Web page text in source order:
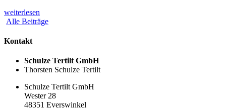
weiterlesen
Alle Beiträge
Kontakt
Schulze Tertilt GmbH
Thorsten Schulze Tertilt
Schulze Tertilt GmbH
Wester 28
48351 Everswinkel